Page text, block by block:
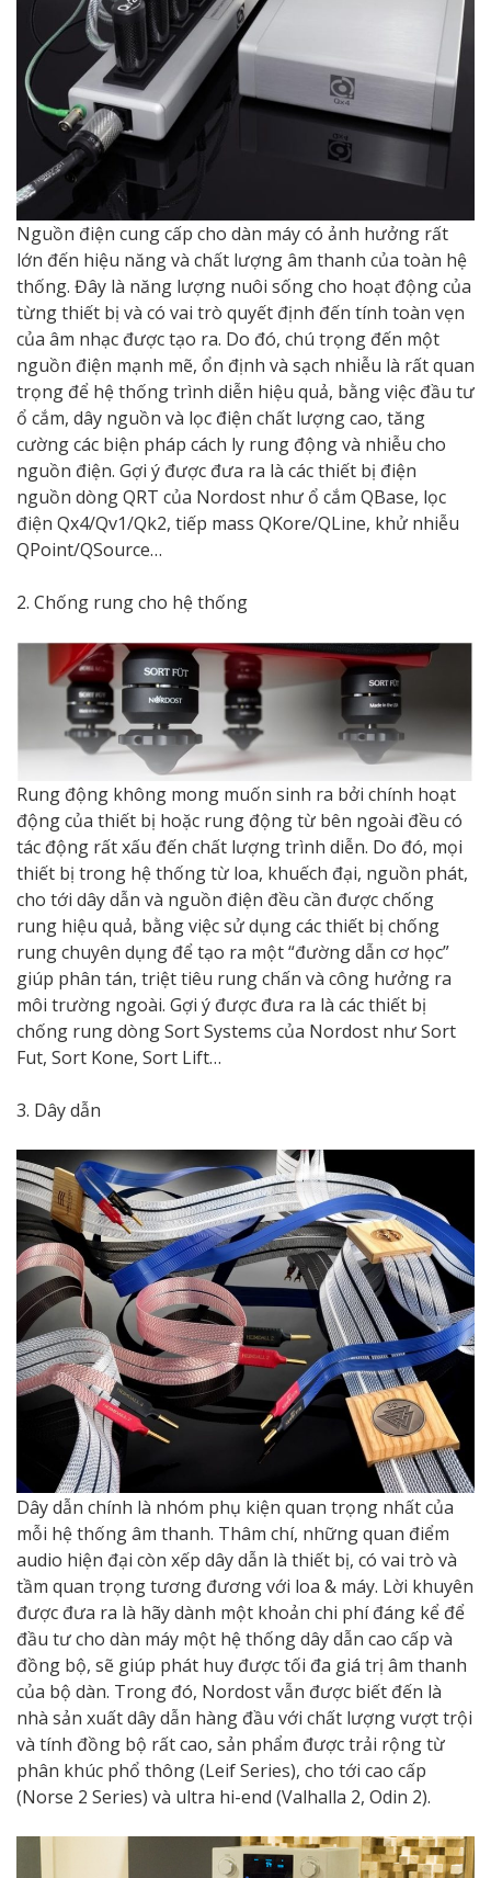
Nguồn điện cung cấp cho dàn máy có ảnh hưởng rất
lớn đến hiệu năng và chất lượng âm thanh của toàn hệ
thống. Đây là năng lượng nuôi sống cho hoạt động của
từng thiết bị và có vai trò quyết định đến tính toàn vẹn
của âm nhạc được tạo ra. Do đó, chú trọng đến một
nguồn điện mạnh mẽ, ổn định và sạch nhiễu là rất quan
trọng để hệ thống trình diễn hiệu quả, bằng việc đầu tư
ổ cắm, dây nguồn và lọc điện chất lượng cao, tăng
cường các biện pháp cách ly rung động và nhiễu cho
nguồn điện. Gợi ý được đưa ra là các thiết bị điện
nguồn dòng QRT của Nordost như ổ cắm QBase, lọc
điện Qx4/Qv1/Qk2, tiếp mass QKore/QLine, khử nhiễu
QPoint/QSource…
2. Chống rung cho hệ thống
Rung động không mong muốn sinh ra bởi chính hoạt
động của thiết bị hoặc rung động từ bên ngoài đều có
tác động rất xấu đến chất lượng trình diễn. Do đó, mọi
thiết bị trong hệ thống từ loa, khuếch đại, nguồn phát,
cho tới dây dẫn và nguồn điện đều cần được chống
rung hiệu quả, bằng việc sử dụng các thiết bị chống
rung chuyên dụng để tạo ra một “đường dẫn cơ học”
giúp phân tán, triệt tiêu rung chấn và công hưởng ra
môi trường ngoài. Gợi ý được đưa ra là các thiết bị
chống rung dòng Sort Systems của Nordost như Sort
Fut, Sort Kone, Sort Lift…
3. Dây dẫn
Dây dẫn chính là nhóm phụ kiện quan trọng nhất của
mỗi hệ thống âm thanh. Thâm chí, những quan điểm
audio hiện đại còn xếp dây dẫn là thiết bị, có vai trò và
tầm quan trọng tương đương với loa & máy. Lời khuyên
được đưa ra là hãy dành một khoản chi phí đáng kể để
đầu tư cho dàn máy một hệ thống dây dẫn cao cấp và
đồng bộ, sẽ giúp phát huy được tối đa giá trị âm thanh
của bộ dàn. Trong đó, Nordost vẫn được biết đến là
nhà sản xuất dây dẫn hàng đầu với chất lượng vượt trội
và tính đồng bộ rất cao, sản phẩm được trải rộng từ
phân khúc phổ thông (Leif Series), cho tới cao cấp
(Norse 2 Series) và ultra hi-end (Valhalla 2, Odin 2).